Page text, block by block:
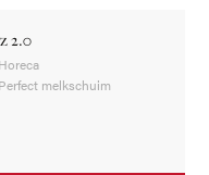
2.0
Horeca
Perfect melkschuim